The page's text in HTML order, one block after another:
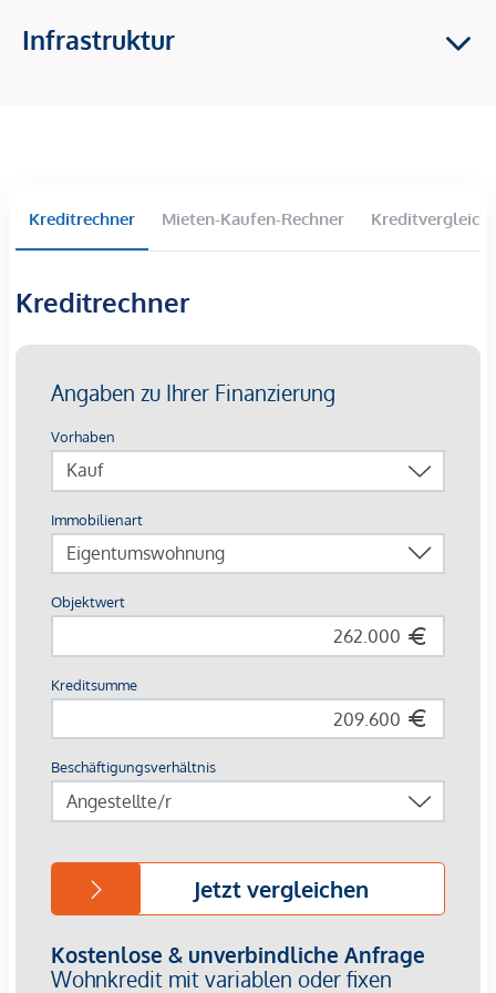
2-4 Zimmer Wohnungen
Die Ausstattung:
Betonkernaktivierung auf Basis von Fernwärme mit
Wärmerückgewinnungskonzept
außenliegender Sonnenschutz mittels elektrisch
bedienbarer Raffstores
3-Scheiben-Verglaste Kunststofffenster mit
Aluminium-Deckschalen
Walk-In-Duschen mit Glastrennwand bzw.
Badewannen, je nach Grundriss
Eichenparkett in den Wohnräumen
Fliesen in Bad, WC und Abstellräumen
Die Lage:
Die Lage überzeugt mit kurzen Wegen und hoher
Alltagstauglichkeit. Für Wege mit dem Fahrrad bietet der
ca. 10 Minuten mit dem Rad erreichbar. Attraktive Geh- und
Radverbindungen machen das Umfeld zusätzlich besonders
Die öffentliche Verkehrsanbindung ist ebenfalls sehr gut:
Über die Straßenbahnlinie 4 bestehen direkte
Hauptbahnhof, Hauptplatz/Congress und Jakominiplatz. Der
Infrastruktur
Kreditrechner Mieten-Kaufen-Rechner Kreditvergleich
Kreditrechner